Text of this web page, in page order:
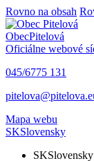
Rovno na obsah
ObecPitelová
Oficiálne webové
045/6775 131
Mapa webu
SKSlovensky
SKSlovensky